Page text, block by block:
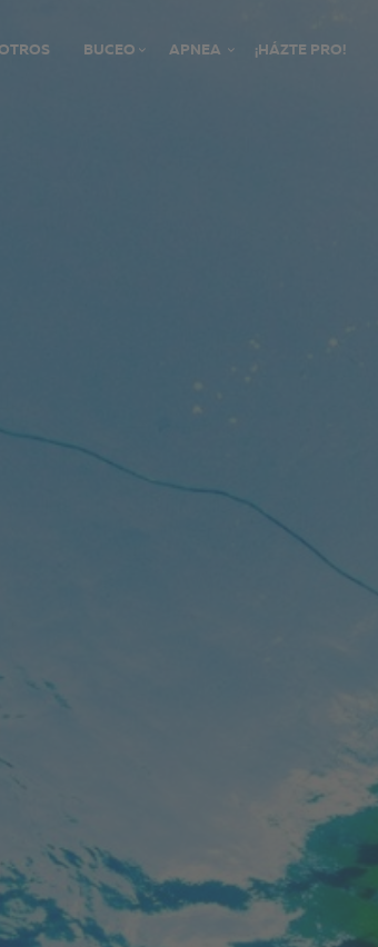
BUCEO APNEA ¡HÁZTE PRO!